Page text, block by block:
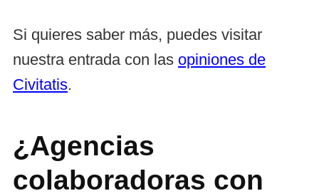
Si quieres saber más, puedes visitar
nuestra entrada con las opiniones de
Civitatis.
¿Agencias
colaboradoras con